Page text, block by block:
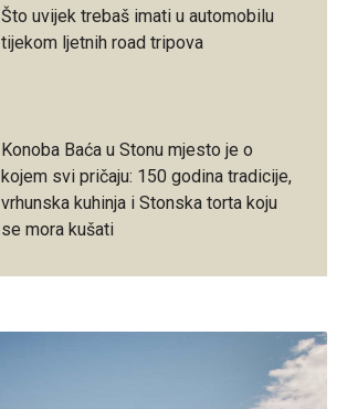
Što uvijek trebaš imati u automobilu
tijekom ljetnih road tripova
Konoba Baća u Stonu mjesto je o
kojem svi pričaju: 150 godina tradicije,
vrhunska kuhinja i Stonska torta koju
se mora kušati